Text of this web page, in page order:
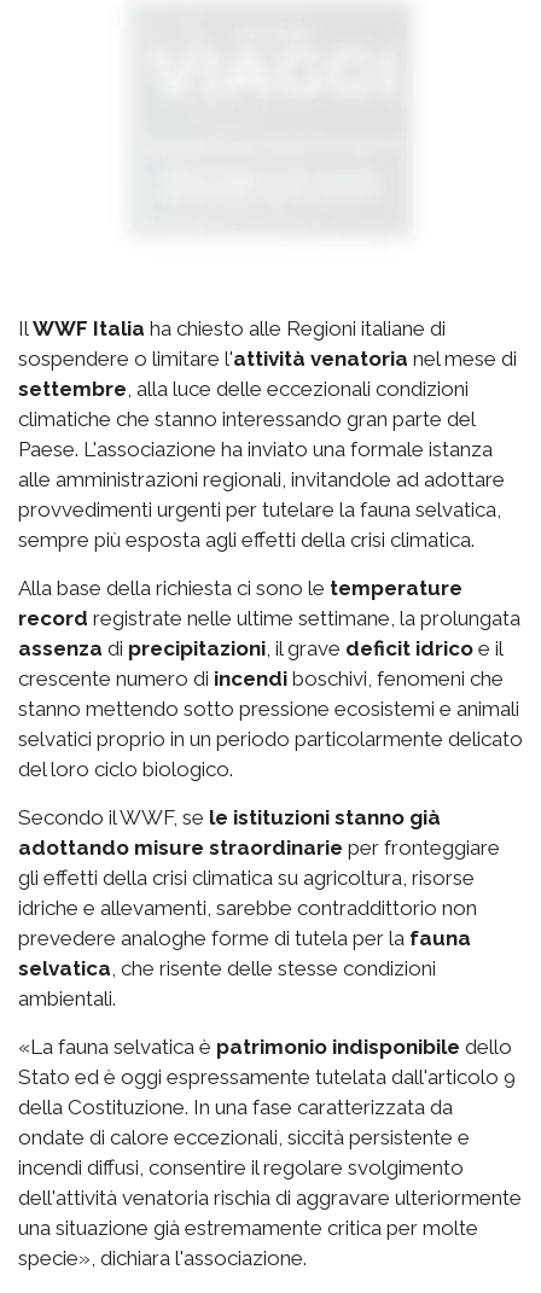
IlWWF Italia ha chiesto alle Regioni italiane di
sospendere o limitare l'attività venatoria nel mese di
settembre, alla luce delle eccezionali condizioni
climatiche che stanno interessando gran parte del
Paese. L'associazione ha inviato una formale istanza
alle amministrazioni regionali, invitandole ad adottare
provvedimenti urgenti per tutelare la fauna selvatica,
sempre più esposta agli effetti della crisi climatica.
Alla base della richiesta ci sono le temperature
record registrate nelle ultime settimane, la prolungata
assenza di precipitazioni, il grave deficit idrico e il
crescente numero di incendi boschivi, fenomeni che
stanno mettendo sotto pressione ecosistemi e animali
selvatici proprio in un periodo particolarmente delicato
del loro ciclo biologico.
Secondo il WWF, se le istituzioni stanno già
adottando misure straordinarie per fronteggiare
gli effetti della crisi climatica su agricoltura, risorse
idriche e allevamenti, sarebbe contraddittorio non
prevedere analoghe forme di tutela per la fauna
selvatica, che risente delle stesse condizioni
ambientali.
«La fauna selvatica è patrimonio indisponibile dello
Stato ed è oggi espressamente tutelata dall'articolo 9
della Costituzione. In una fase caratterizzata da
ondate di calore eccezionali, siccità persistente e
incendi diffusi, consentire il regolare svolgimento
dell'attività venatoria rischia di aggravare ulteriormente
una situazione già estremamente critica per molte
specie», dichiara l'associazione.